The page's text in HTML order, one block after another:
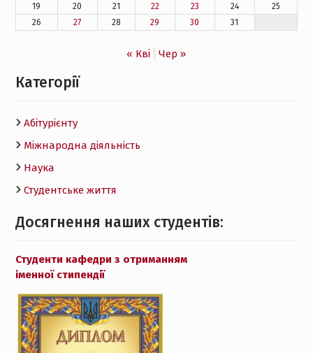
19
20 21 22 23 24
25
26
27 28 29 30 31
« Кві Чер »
Категорії
Абітурієнту
Міжнародна діяльність
Наука
Студентське життя
Досягнення наших студентів:
Студенти кафедри з отриманням
іменної стипендії